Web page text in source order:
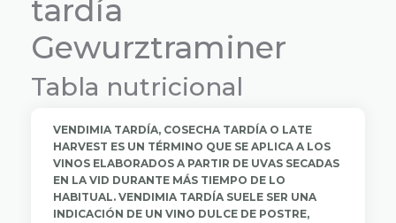
tardía
Gewurztraminer
Tabla nutricional
VENDIMIA TARDÍA, COSECHA TARDÍA O LATE
HARVEST ES UN TÉRMINO QUE SE APLICA A LOS
VINOS ELABORADOS A PARTIR DE UVAS SECADAS
EN LA VID DURANTE MÁS TIEMPO DE LO
HABITUAL. VENDIMIA TARDÍA SUELE SER UNA
INDICACIÓN DE UN VINO DULCE DE POSTRE,